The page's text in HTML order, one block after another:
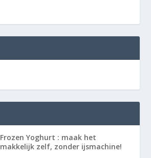
Frozen Yoghurt : maak het
makkelijk zelf, zonder ijsmachine!